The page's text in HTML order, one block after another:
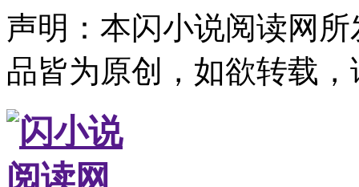
声明：本闪小说阅读网
品皆为原创，如欲转载